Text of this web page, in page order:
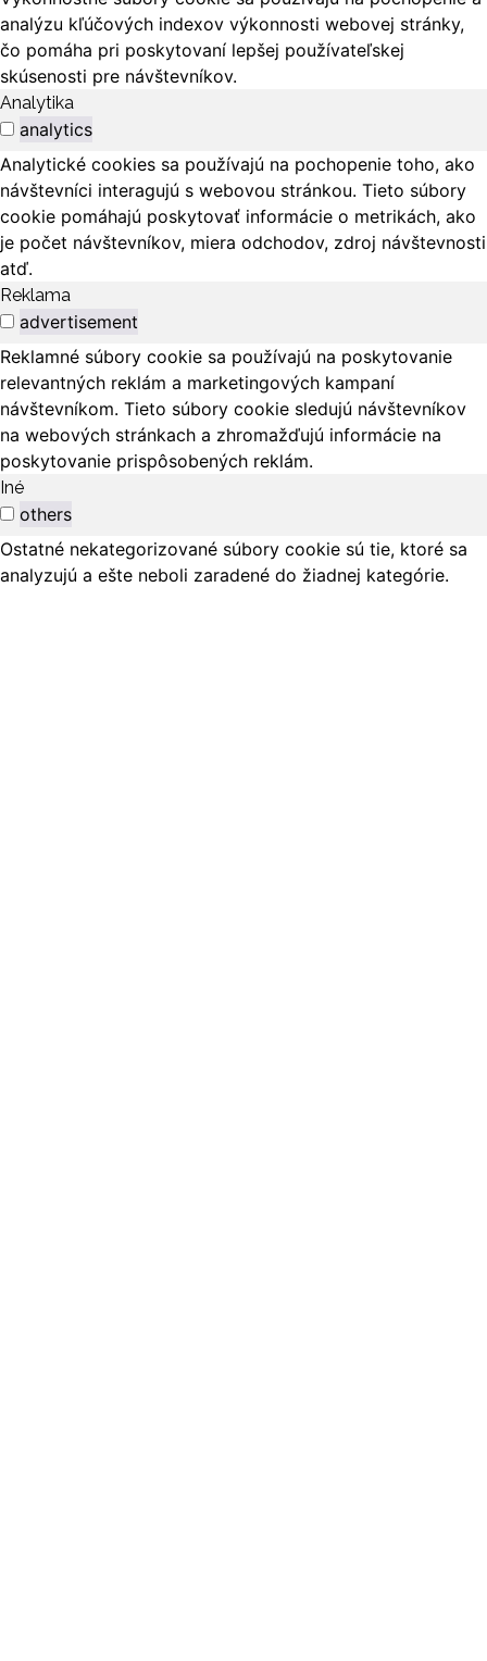
analýzu kľúčových indexov výkonnosti webovej stránky,
čo pomáha pri poskytovaní lepšej používateľskej
skúsenosti pre návštevníkov.
Analytika
analytics
Analytické cookies sa používajú na pochopenie toho, ako
návštevníci interagujú s webovou stránkou. Tieto súbory
cookie pomáhajú poskytovať informácie o metrikách, ako
je počet návštevníkov, miera odchodov, zdroj návštevnosti
atď.
Reklama
advertisement
Reklamné súbory cookie sa používajú na poskytovanie
relevantných reklám a marketingových kampaní
návštevníkom. Tieto súbory cookie sledujú návštevníkov
na webových stránkach a zhromažďujú informácie na
poskytovanie prispôsobených reklám.
Iné
others
Ostatné nekategorizované súbory cookie sú tie, ktoré sa
analyzujú a ešte neboli zaradené do žiadnej kategórie.